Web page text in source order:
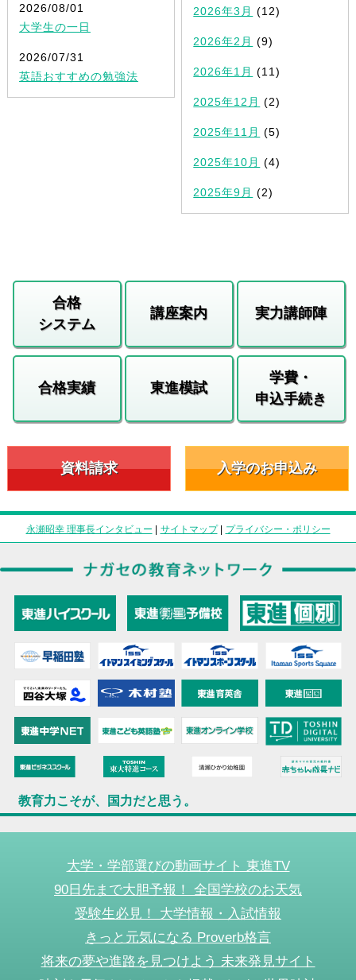
2026/08/01
大学生の一日
2026/07/31
英語おすすめの勉強法
2026年3月 (12)
2026年2月 (9)
2026年1月 (11)
2025年12月 (2)
2025年11月 (5)
2025年10月 (4)
2025年9月 (2)
合格
システム
講座案内 実力講師陣
合格実績 東進模試
学費・
申込手続き
資料請求 入学のお申込み
永瀬昭幸 理事長インタビュー | サイトマップ| プライバシー・ポリシー
教育力こそが、国力だと思う。
大学・学部選びの動画サイト 東進TV
90日先まで大胆予報！ 全国学校のお天気
受験生必見！ 大学情報・入試情報
きっと元気になる Proverb格言
将来の夢や進路を見つけよう 未来発見サイト